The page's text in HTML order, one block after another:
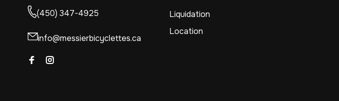
(450) 347-4925
info@messierbicyclettes.ca
Liquidation
Location